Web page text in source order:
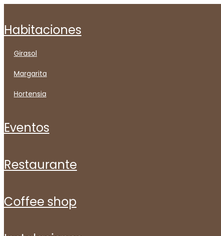
habitaciones
girasol
margarita
hortensia
eventos
restaurante
coffee shop